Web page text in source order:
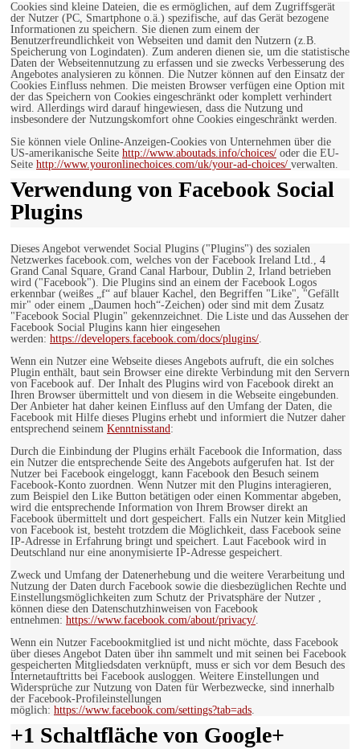
Cookies sind kleine Dateien, die es ermöglichen, auf dem Zugriffsgerät
der Nutzer (PC, Smartphone o.ä.) spezifische, auf das Gerät bezogene
Informationen zu speichern. Sie dienen zum einem der
Benutzerfreundlichkeit von Webseiten und damit den Nutzern (z.B.
Speicherung von Logindaten). Zum anderen dienen sie, um die statistische
Daten der Webseitennutzung zu erfassen und sie zwecks Verbesserung des
Angebotes analysieren zu können. Die Nutzer können auf den Einsatz der
Cookies Einfluss nehmen. Die meisten Browser verfügen eine Option mit
der das Speichern von Cookies eingeschränkt oder komplett verhindert
wird. Allerdings wird darauf hingewiesen, dass die Nutzung und
insbesondere der Nutzungskomfort ohne Cookies eingeschränkt werden.
Sie können viele Online-Anzeigen-Cookies von Unternehmen über die
US-amerikanische Seite http://www.aboutads.info/choices/ oder die EU-
Seite http://www.youronlinechoices.com/uk/your-ad-choices/ verwalten.
Verwendung von Facebook Social
Plugins
Dieses Angebot verwendet Social Plugins ("Plugins") des sozialen
Netzwerkes facebook.com, welches von der Facebook Ireland Ltd., 4
Grand Canal Square, Grand Canal Harbour, Dublin 2, Irland betrieben
wird ("Facebook"). Die Plugins sind an einem der Facebook Logos
erkennbar (weißes „f“ auf blauer Kachel, den Begriffen "Like", "Gefällt
mir" oder einem „Daumen hoch“-Zeichen) oder sind mit dem Zusatz
"Facebook Social Plugin" gekennzeichnet. Die Liste und das Aussehen der
Facebook Social Plugins kann hier eingesehen
werden: https://developers.facebook.com/docs/plugins/.
Wenn ein Nutzer eine Webseite dieses Angebots aufruft, die ein solches
Plugin enthält, baut sein Browser eine direkte Verbindung mit den Servern
von Facebook auf. Der Inhalt des Plugins wird von Facebook direkt an
Ihren Browser übermittelt und von diesem in die Webseite eingebunden.
Der Anbieter hat daher keinen Einfluss auf den Umfang der Daten, die
Facebook mit Hilfe dieses Plugins erhebt und informiert die Nutzer daher
entsprechend seinem Kenntnisstand:
Durch die Einbindung der Plugins erhält Facebook die Information, dass
ein Nutzer die entsprechende Seite des Angebots aufgerufen hat. Ist der
Nutzer bei Facebook eingeloggt, kann Facebook den Besuch seinem
Facebook-Konto zuordnen. Wenn Nutzer mit den Plugins interagieren,
zum Beispiel den Like Button betätigen oder einen Kommentar abgeben,
wird die entsprechende Information von Ihrem Browser direkt an
Facebook übermittelt und dort gespeichert. Falls ein Nutzer kein Mitglied
von Facebook ist, besteht trotzdem die Möglichkeit, dass Facebook seine
IP-Adresse in Erfahrung bringt und speichert. Laut Facebook wird in
Deutschland nur eine anonymisierte IP-Adresse gespeichert.
Zweck und Umfang der Datenerhebung und die weitere Verarbeitung und
Nutzung der Daten durch Facebook sowie die diesbezüglichen Rechte und
Einstellungsmöglichkeiten zum Schutz der Privatsphäre der Nutzer ,
können diese den Datenschutzhinweisen von Facebook
entnehmen: https://www.facebook.com/about/privacy/.
Wenn ein Nutzer Facebookmitglied ist und nicht möchte, dass Facebook
über dieses Angebot Daten über ihn sammelt und mit seinen bei Facebook
gespeicherten Mitgliedsdaten verknüpft, muss er sich vor dem Besuch des
Internetauftritts bei Facebook ausloggen. Weitere Einstellungen und
Widersprüche zur Nutzung von Daten für Werbezwecke, sind innerhalb
der Facebook-Profileinstellungen
möglich: https://www.facebook.com/settings?tab=ads.
+1 Schaltfläche von Google+